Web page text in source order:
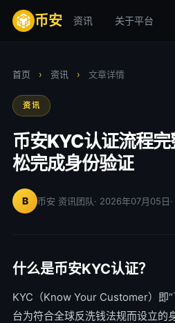
币安 资讯 关于平台
首页 › 资讯 › 文章详情
资讯
币安KYC认证流程
松完成身份验证
B 币安 资讯团队· 2026年07月05日
什么是币安KYC认证？
KYC（Know Your Customer）即
台为符合全球反洗钱法规而设立的